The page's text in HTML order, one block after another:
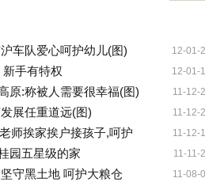
12-01-
车队爱心呵护幼儿(图)
12-01-
手有特权
11-12-
原:称被人需要很幸福(图)
11-12-
展任重道远(图)
11-12-
师挨家挨户接孩子,呵护
11-11-
园五星级的家
11-08-
守黑土地 呵护大粮仓